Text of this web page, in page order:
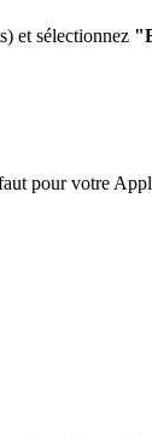
et sélectionnez
pour votre